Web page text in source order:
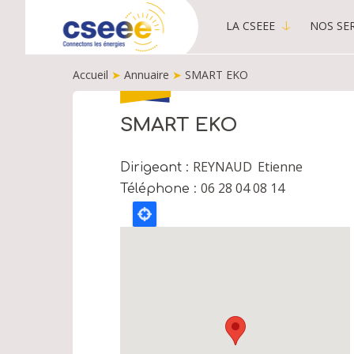
MENU
-
PUBLIC
LA CSEEE NOS
FIL
D'ARIANE
Accueil ➤ Annuaire ➤ SMART EKO
SMART EKO
Dirigeant REYNAUD Etienne
Téléphone 06 28 04 08 14